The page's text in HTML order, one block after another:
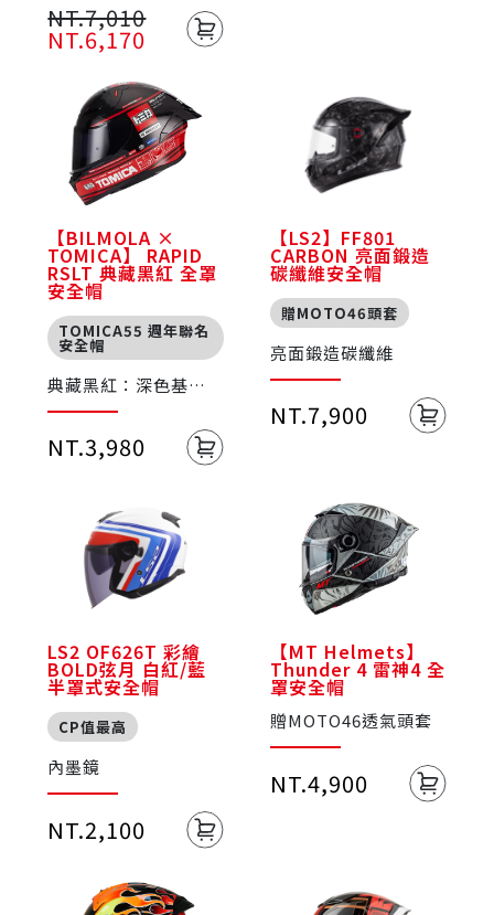
NT.7,010
NT.6,170
【BILMOLA ×
TOMICA】 RAPID
RSLT 典藏黑紅 全罩
安全帽
TOMICA55 週年聯名
安全帽
典藏黑紅：深色基底
強化視覺對比，象徵
賽道精神與經典收藏
價值
NT.3,980
【LS2】FF801
CARBON 亮面鍛造
碳纖維安全帽
贈MOTO46頭套
亮面鍛造碳纖維
NT.7,900
LS2 OF626T 彩繪
BOLD弦月 白紅/藍
半罩式安全帽
CP值最高
內墨鏡
NT.2,100
【MT Helmets】
Thunder 4 雷神4 全
罩安全帽
贈MOTO46透氣頭套
NT.4,900